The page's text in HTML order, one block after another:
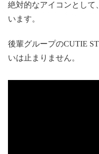
絶対的なアイコンとして
います。
後輩グループのCUTIE
いは止まりません。